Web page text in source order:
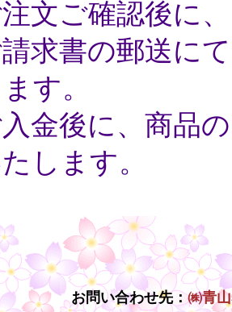
ご確認後に、
請求書の郵送に
す。
後に、商品の
します。
お問い合わせ先：㈱青